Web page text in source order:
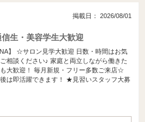
掲載日： 2026/08/01
生・美容学生大歓迎
】 ☆サロン見学大歓迎 日数・時間はお気
相談ください♪ 家庭と両立しながら働きた
大歓迎！ 毎月新規・フリー多数ご来店☆
後は即活躍できます！ ★見習いスタッフ大募